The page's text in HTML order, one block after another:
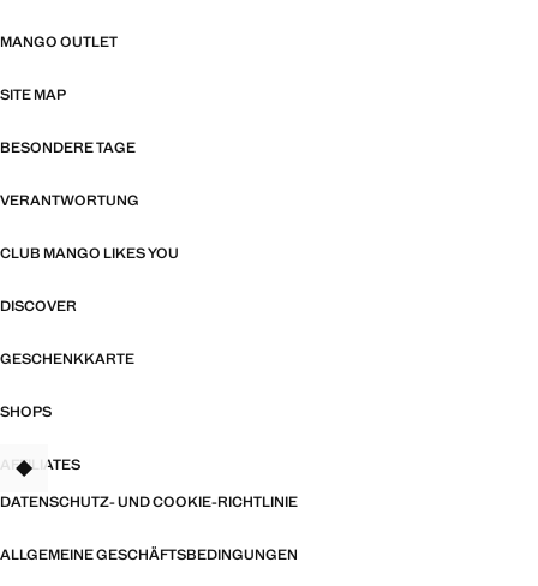
MANGO OUTLET
SITE MAP
BESONDERE TAGE
VERANTWORTUNG
CLUB MANGO LIKES YOU
DISCOVER
GESCHENKKARTE
SHOPS
AFFILIATES
DATENSCHUTZ- UND COOKIE-RICHTLINIE
ALLGEMEINE GESCHÄFTSBEDINGUNGEN